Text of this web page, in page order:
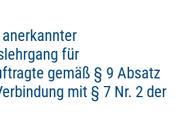
für
gemäß § 9 Absatz
mit § 7 Nr. 2 der